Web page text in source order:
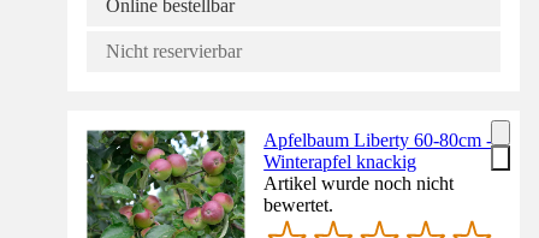
Online bestellbar
Nicht reservierbar
Apfelbaum Liberty 60-80cm -
Winterapfel knackig
Artikel wurde noch nicht
bewertet.